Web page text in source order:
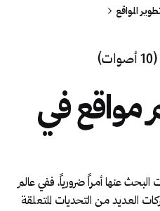
المواقع
في
البحث عنها أمراً ضرورياً، ففي عالم
العديد من التحديات المتعلقة